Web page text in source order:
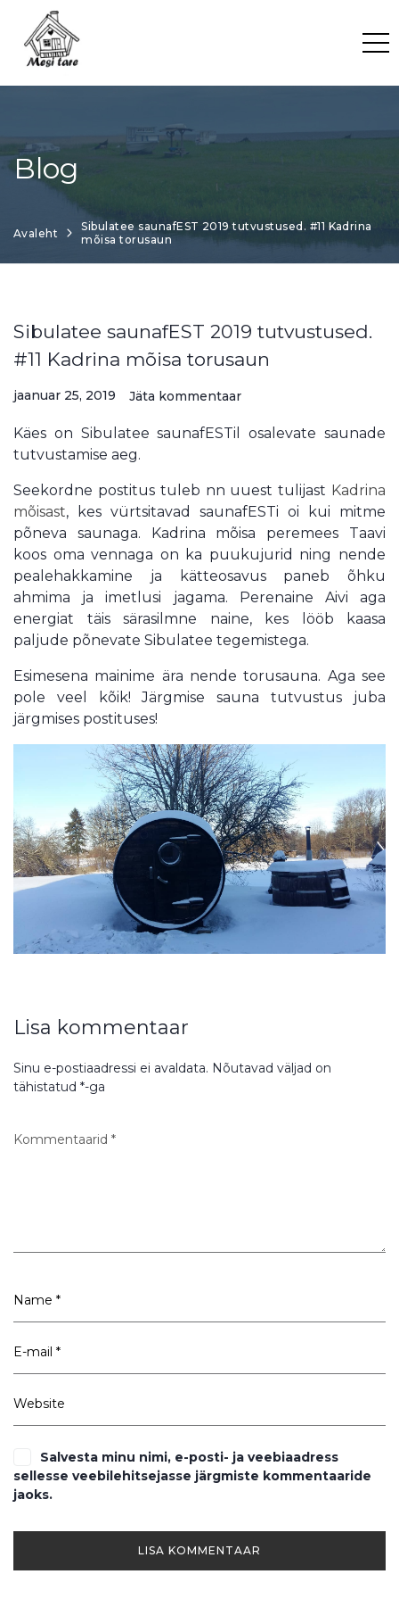
content
Blog
Avaleht
Sibulatee saunafEST 2019 tutvustused. #11 Kadrina
mõisa torusaun
Sibulatee saunafEST 2019 tutvustused.
#11 Kadrina mõisa torusaun
jaanuar 25, 2019 Jäta kommentaar
Käes on Sibulatee saunafESTil osalevate saunade
tutvustamise aeg.
Seekordne postitus tuleb nn uuest tulijast Kadrina
mõisast, kes vürtsitavad saunafESTi oi kui mitme
põneva saunaga. Kadrina mõisa peremees Taavi
koos oma vennaga on ka puukujurid ning nende
pealehakkamine ja kätteosavus paneb õhku
ahmima ja imetlusi jagama. Perenaine Aivi aga
energiat täis särasilmne naine, kes lööb kaasa
paljude põnevate Sibulatee tegemistega.
Esimesena mainime ära nende torusauna. Aga see
pole veel kõik! Järgmise sauna tutvustus juba
järgmises postituses!
Lisa kommentaar
Sinu e-postiaadressi ei avaldata. Nõutavad väljad on
tähistatud *-ga
Salvesta minu nimi, e-posti- ja veebiaadress
sellesse veebilehitsejasse järgmiste kommentaaride
jaoks.